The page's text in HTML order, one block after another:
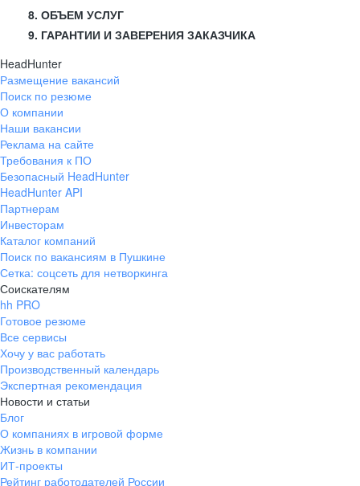
8. ОБЪЕМ УСЛУГ
9. ГАРАНТИИ И ЗАВЕРЕНИЯ ЗАКАЗЧИКА
HeadHunter
Размещение вакансий
Поиск по резюме
О компании
Наши вакансии
Реклама на сайте
Требования к ПО
Безопасный HeadHunter
HeadHunter API
Партнерам
Инвесторам
Каталог компаний
Поиск по вакансиям в Пушкине
Сетка: соцсеть для нетворкинга
Соискателям
hh PRO
Готовое резюме
Все сервисы
Хочу у вас работать
Производственный календарь
Экспертная рекомендация
Новости и статьи
Блог
О компаниях в игровой форме
Жизнь в компании
ИТ-проекты
Рейтинг работодателей России